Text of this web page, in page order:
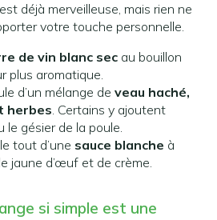
déjà merveilleuse, mais rien ne
votre touche personnelle.
de vin blanc sec au bouillon
plus aromatique.
d’un mélange de veau haché,
herbes. Certains y ajoutent
le gésier de la poule.
tout d’une sauce blanche à
jaune d’œuf et de crème.
si simple est une